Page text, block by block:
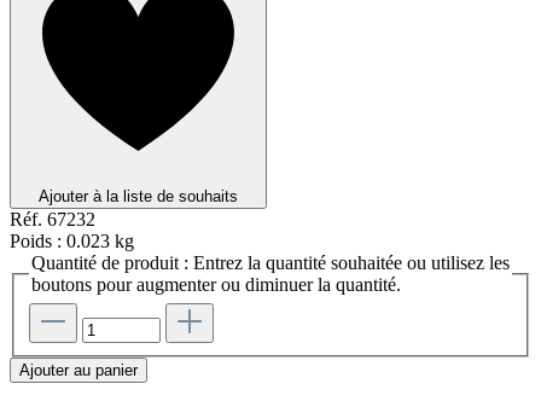
Ajouter à la liste de souhaits
Réf. 67232
Poids : 0.023 kg
Quantité de produit : Entrez la quantité souhaitée ou utilisez les
boutons pour augmenter ou diminuer la quantité.
Ajouter au panier